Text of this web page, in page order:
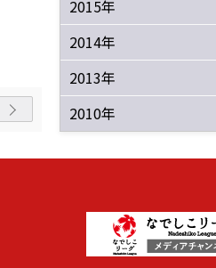
2015年
2014年
2013年
2010年